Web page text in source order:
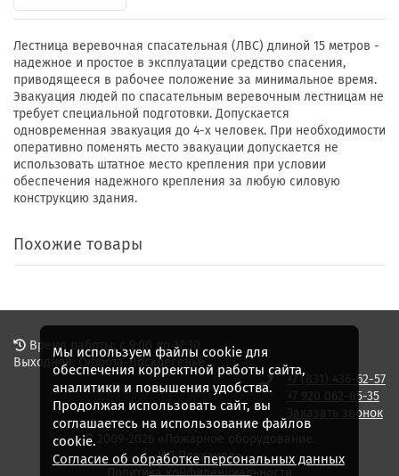
Лестница веревочная спасательная (ЛВС) длиной 15 метров -
надежное и простое в эксплуатации средство спасения,
приводящееся в рабочее положение за минимальное время.
Эвакуация людей по спасательным веревочным лестницам не
требует специальной подготовки. Допускается
одновременная эвакуация до 4-х человек. При необходимости
оперативно поменять место эвакуации допускается не
использовать штатное место крепления при условии
обеспечения надежного крепления за любую силовую
конструкцию здания.
Похожие товары
© 2009-2026 «Пожарное оборудование.
ИП Плеханов»
Политика конфиденциальности
Время работы: с 9:00 до 17:30
Выходной: Суббота-Воскресенье
+7 (831) 436-62-57
+7 920 062-85-35
Заказать звонок
Мы используем файлы cookie для
обеспечения корректной работы сайта,
аналитики и повышения удобства.
Продолжая использовать сайт, вы
соглашаетесь на использование файлов
cookie.
Согласие об обработке персональных данных